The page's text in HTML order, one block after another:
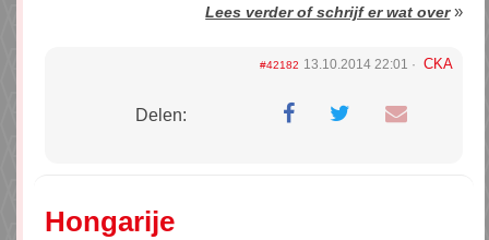
Lees verder of schrijf er wat over»
#42182 13.10.2014 22:01 CKA
Delen:
Hongarije